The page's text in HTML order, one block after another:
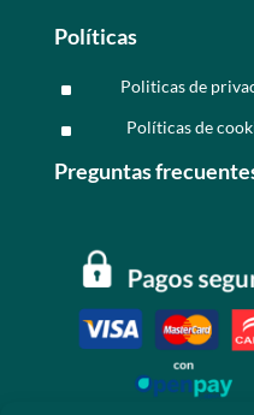
Políticas
^ Politicas de
^ Políticas de
Preguntas